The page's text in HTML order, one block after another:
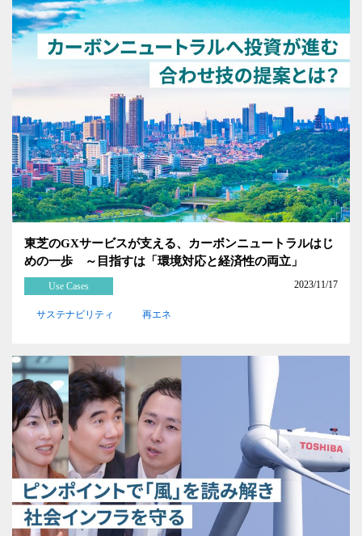
東芝のGXサービスが支える、カーボンニュートラルはじ
めの一歩 ～目指すは「環境対応と経済性の両立」
2023/11/17
Use Cases
サステナビリティ 再エネ